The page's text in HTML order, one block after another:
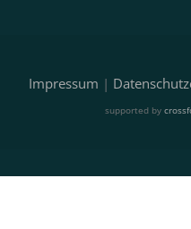
Impressum |
supported by